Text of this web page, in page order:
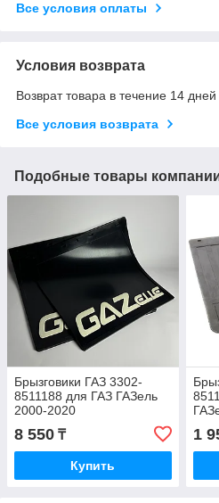
Все условия оплаты
Условия возврата
Возврат товара в течение 14 дней
Все условия возврата
Подобные товары
Брызговики ГАЗ 3302-
8511188 для ГАЗ ГАЗель
2000-2020
8 550 ₸
Купить
1